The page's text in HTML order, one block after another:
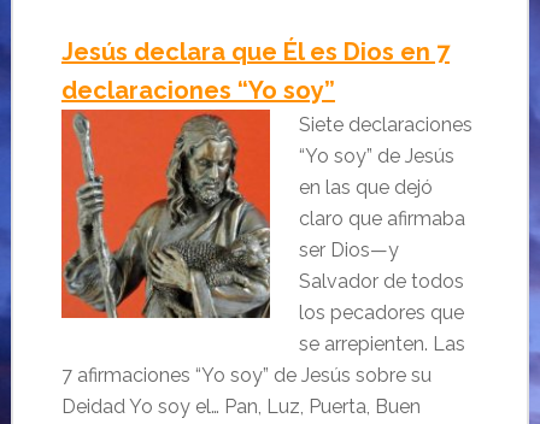
Jesús declara que Él es Dios en 7
declaraciones “Yo soy”
Siete declaraciones
“Yo soy” de Jesús
en las que dejó
claro que afirmaba
ser Dios—y
Salvador de todos
los pecadores que
se arrepienten. Las
7 afirmaciones “Yo soy” de Jesús sobre su
Deidad Yo soy el… Pan, Luz, Puerta, Buen